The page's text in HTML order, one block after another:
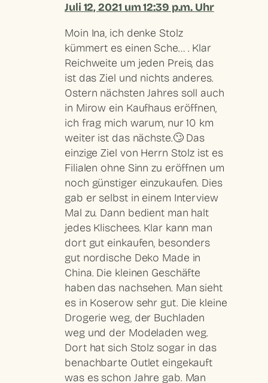
Juli 12, 2021 um 12:39 p.m. Uhr
Moin Ina, ich denke Stolz
kümmert es einen Sche… . Klar
Reichweite um jeden Preis, das
ist das Ziel und nichts anderes.
Ostern nächsten Jahres soll auch
in Mirow ein Kaufhaus eröffnen,
ich frag mich warum, nur 10 km
weiter ist das nächste.🙄 Das
einzige Ziel von Herrn Stolz ist es
Filialen ohne Sinn zu eröffnen um
noch günstiger einzukaufen. Dies
gab er selbst in einem Interview
Mal zu. Dann bedient man halt
jedes Klischees. Klar kann man
dort gut einkaufen, besonders
gut nordische Deko Made in
China. Die kleinen Geschäfte
haben das nachsehen. Man sieht
es in Koserow sehr gut. Die kleine
Drogerie weg, der Buchladen
weg und der Modeladen weg.
Dort hat sich Stolz sogar in das
benachbarte Outlet eingekauft
was es schon Jahre gab. Man